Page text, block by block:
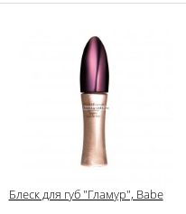
Блеск для губ "Гламур", Babe